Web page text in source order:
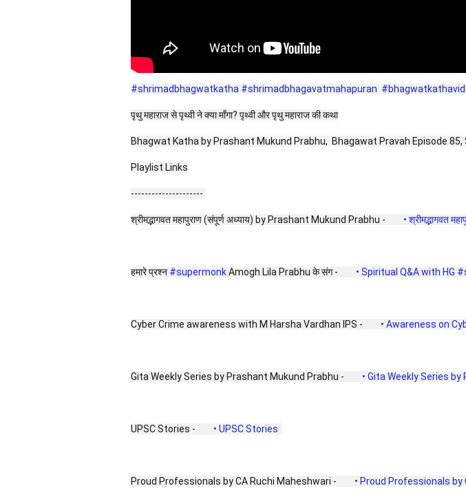
#shrimadbhagwatkatha #shrimadbhagavatmahapuran
पृथु महाराज से पृथ्वी ने क्या माँगा? पृथ्वी और पृथु महाराज की कथा
Bhagwat Katha by Prashant Mukund Prabhu,  Bhagawat Pravah Episode 85,
Playlist Links
---------------------
श्रीमद्भागवत महापुराण (संपूर्ण अध्याय) by Prashant Mukund Prabhu - • श्रीमद्भागवत
हमारे प्रश्न #supermonk Amogh Lila Prabhu के संग - • Spiritual Q&A with HG
Cyber Crime awareness with M Harsha Vardhan IPS - • Awareness on
Gita Weekly Series by Prashant Mukund Prabhu - • Gita Weekly Series
UPSC Stories - • UPSC Stories
Proud Professionals by CA Ruchi Maheshwari - • Proud Professionals by